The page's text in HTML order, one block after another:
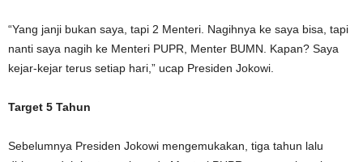
“Yang janji bukan saya, tapi 2 Menteri. Nagihnya ke saya bisa, tapi
nanti saya nagih ke Menteri PUPR, Menter BUMN. Kapan? Saya
kejar-kejar terus setiap hari,” ucap Presiden Jokowi.
Target 5 Tahun
Sebelumnya Presiden Jokowi mengemukakan, tiga tahun lalu